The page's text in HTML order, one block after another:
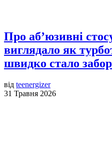
Про аб’юзивні
виглядало як
швидко стало
від teenergizer
31 Травня 2026